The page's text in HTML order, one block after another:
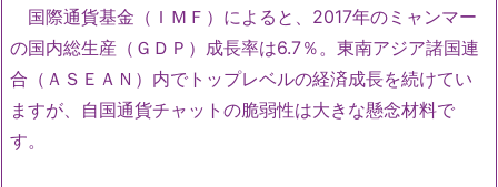
国際通貨基金（ＩＭＦ）によると、2017年のミャンマー
の国内総生産（ＧＤＰ）成長率は6.7％。東南アジア諸国連
合（ＡＳＥＡＮ）内でトップレベルの経済成長を続けてい
ますが、自国通貨チャットの脆弱性は大きな懸念材料で
す。